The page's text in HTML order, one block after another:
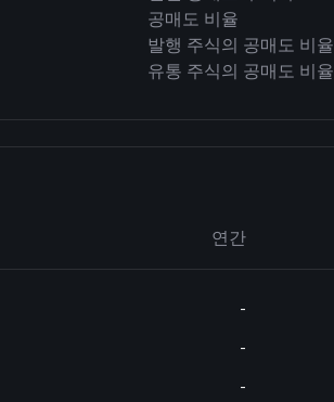
공매도 비율
발행 주식의 공매도 비율
유통 주식의 공매도 비율
연간
-
-
-